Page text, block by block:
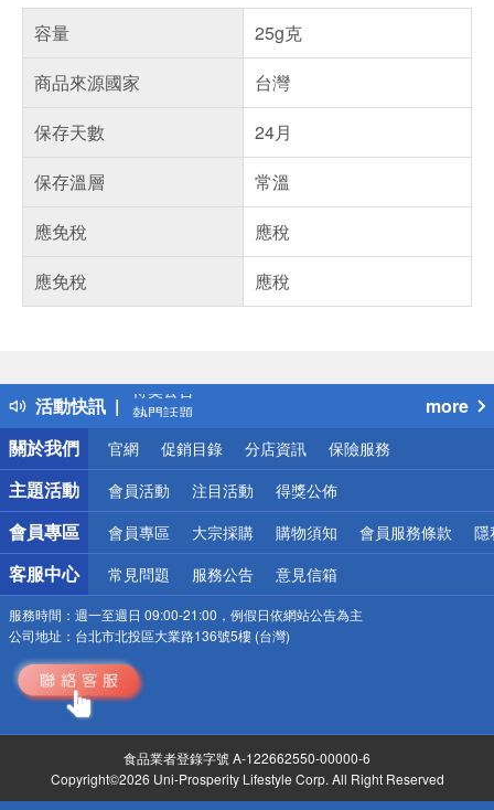
容量
25g克
商品來源國家
台灣
保存天數
24月
保存溫層
常溫
應免稅
應稅
應免稅
應稅
活動快訊
得獎公告
熱門話題
銀行優惠
偏遠地區配送
詐騙網頁！請小心！
more
關於我們
官網 促銷目錄 分店資訊 保險服務
主題活動 會員活動 注目活動 得獎公佈
會員專區 會員專區 大宗採購 購物須知 會員服務條款 隱
客服中心 常見問題 服務公告 意見信箱
服務時間： 週一至週日 09:00-21:00，例假日依網站公告為主
公司地址： 台北市北投區大業路136號5樓 (台灣)
食品業者登錄字號 A-122662550-00000-6
Copyright©2026 Uni-Prosperity Lifestyle Corp. All Right Reserved